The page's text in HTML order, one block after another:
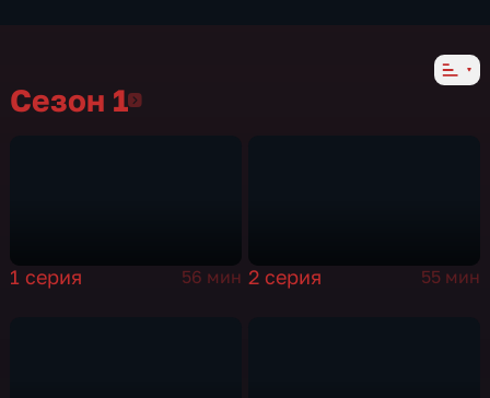
Сезон 1Сезон 1
1 серия 56 мин 2 серия 55 мин